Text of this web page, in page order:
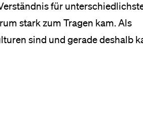
für
stark zum Tragen kam. Als
sind und gerade deshalb